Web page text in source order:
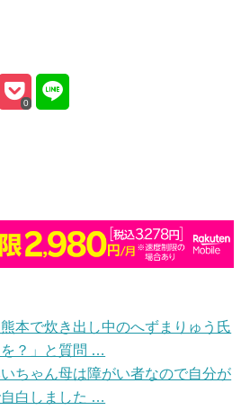
0
熊本で炊き出し中のへずまりゅう氏
？」と質問 …
ちゃん母は障がい者なので自分が
白しました …